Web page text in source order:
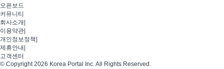
오픈보드
커뮤니티
회사소개
이용약관
개인정보정책
제휴안내
고객센터
© Copyright 2026 Korea Portal Inc. All Rights Reserved.